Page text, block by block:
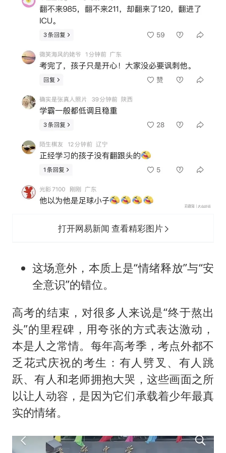
打开网易新闻 查看精彩图片
这场意外，本质上是“情绪释放”与“安
全意识”的错位。
高考的结束，对很多人来说是“终于熬出
头”的里程碑，用夸张的方式表达激动，
本是人之常情。每年高考季，考点外都不
乏花式庆祝的考生：有人劈叉、有人跳
跃、有人和老师拥抱大哭，这些画面之所
以让人动容，是因为它们承载着少年最真
实的情绪。